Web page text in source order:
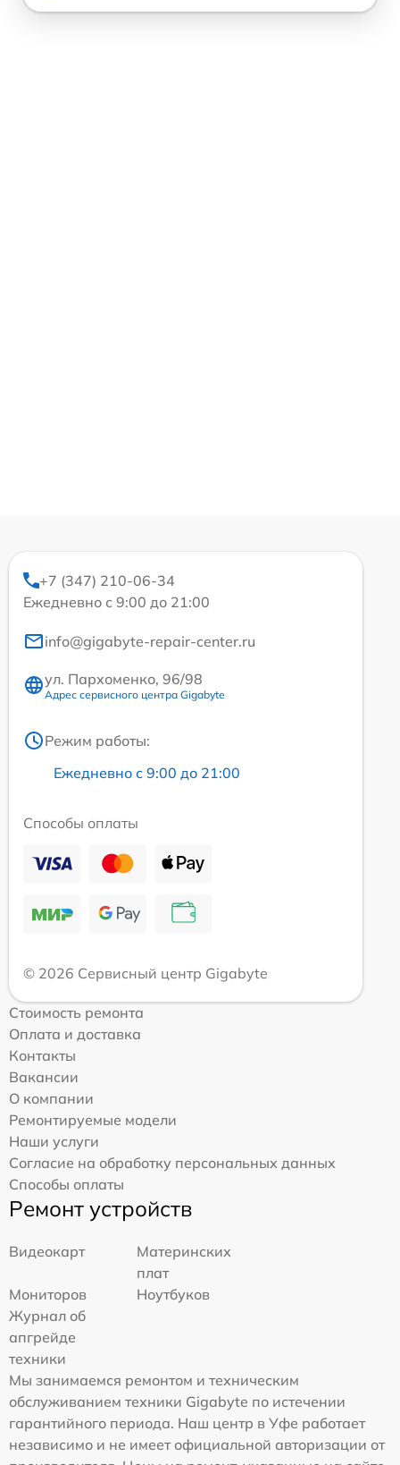
+7 (347) 210-06-34
Ежедневно с 9:00 до 21:00
info@gigabyte-repair-center.ru
ул. Пархоменко, 96/98
Адрес сервисного центра Gigabyte
Режим работы:
Ежедневно с 9:00 до 21:00
Способы оплаты
© 2026 Сервисный центр Gigabyte
Стоимость ремонта
Оплата и доставка
Контакты
Вакансии
О компании
Ремонтируемые модели
Наши услуги
Согласие на обработку персональных данных
Способы оплаты
Ремонт устройств
Видеокарт
Материнских
плат
Мониторов
Ноутбуков
Журнал об
апгрейде
техники
Мы занимаемся ремонтом и техническим
обслуживанием техники Gigabyte по истечении
гарантийного периода. Наш центр в Уфе работает
независимо и не имеет официальной авторизации от